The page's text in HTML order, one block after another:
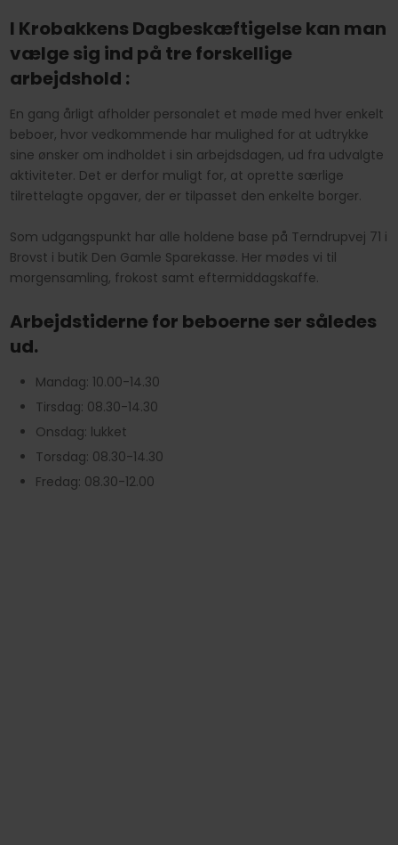
I Krobakkens Dagbeskæftigelse kan man
vælge sig ind på tre forskellige
arbejdshold :
En gang årligt afholder personalet et møde med hver enkelt
beboer, hvor vedkommende har mulighed for at udtrykke
sine ønsker om indholdet i sin arbejdsdagen, ud fra udvalgte
aktiviteter. Det er derfor muligt for, at oprette særlige
tilrettelagte opgaver, der er tilpasset den enkelte borger.
Som udgangspunkt har alle holdene base på Terndrupvej 71 i
Brovst i butik Den Gamle Sparekasse. Her mødes vi til
morgensamling, frokost samt eftermiddagskaffe.​
Arbejdstiderne for beboerne ser således
ud.
Mandag: 10.00-14.30
Tirsdag: 08.30-14.30
Onsdag: lukket
Torsdag: 08.30-14.30
Fredag: 08.30-12.00